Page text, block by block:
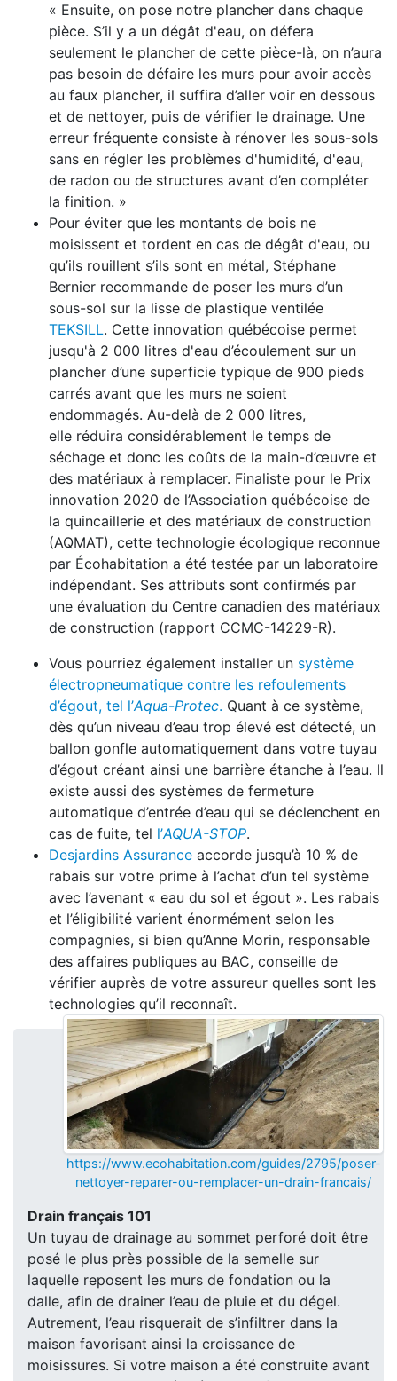
« Ensuite, on pose notre plancher dans chaque
pièce. S’il y a un dégât d'eau, on défera
seulement le plancher de cette pièce-là, on n’aura
pas besoin de défaire les murs pour avoir accès
au faux plancher, il suffira d’aller voir en dessous
et de nettoyer, puis de vérifier le drainage. Une
erreur fréquente consiste à rénover les sous-sols
sans en régler les problèmes d'humidité, d'eau,
de radon ou de structures avant d’en compléter
la finition. »
Pour éviter que les montants de bois ne
moisissent et tordent en cas de dégât d'eau, ou
qu’ils rouillent s’ils sont en métal, Stéphane
Bernier recommande de poser les murs d’un
sous-sol sur la lisse de plastique ventilée
TEKSILL. Cette innovation québécoise permet
jusqu'à 2 000 litres d'eau d’écoulement sur un
plancher d’une superficie typique de 900 pieds
carrés avant que les murs ne soient
endommagés. Au-delà de 2 000 litres,
elle réduira considérablement le temps de
séchage et donc les coûts de la main-d’œuvre et
des matériaux à remplacer. Finaliste pour le Prix
innovation 2020 de l’Association québécoise de
la quincaillerie et des matériaux de construction
(AQMAT), cette technologie écologique reconnue
par Écohabitation a été testée par un laboratoire
indépendant. Ses attributs sont confirmés par
une évaluation du Centre canadien des matériaux
de construction (rapport CCMC-14229-R).
Vous pourriez également installer un système
électropneumatique contre les refoulements
d’égout, tel l’Aqua-Protec. Quant à ce système,
dès qu’un niveau d’eau trop élevé est détecté, un
ballon gonfle automatiquement dans votre tuyau
d’égout créant ainsi une barrière étanche à l’eau. Il
existe aussi des systèmes de fermeture
automatique d’entrée d’eau qui se déclenchent en
cas de fuite, tel l’AQUA-STOP.
Desjardins Assurance accorde jusqu’à 10 % de
rabais sur votre prime à l’achat d’un tel système
avec l’avenant « eau du sol et égout ». Les rabais
et l’éligibilité varient énormément selon les
compagnies, si bien qu’Anne Morin, responsable
des affaires publiques au BAC, conseille de
vérifier auprès de votre assureur quelles sont les
technologies qu’il reconnaît.
https://www.ecohabitation.com/guides/2795/poser-
nettoyer-reparer-ou-remplacer-un-drain-francais/
Drain français 101
Un tuyau de drainage au sommet perforé doit être
posé le plus près possible de la semelle sur
laquelle reposent les murs de fondation ou la
dalle, afin de drainer l’eau de pluie et du dégel.
Autrement, l’eau risquerait de s’infiltrer dans la
maison favorisant ainsi la croissance de
moisissures. Si votre maison a été construite avant